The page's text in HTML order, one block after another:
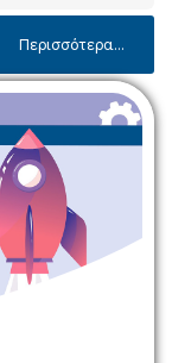
Περισσότερα...